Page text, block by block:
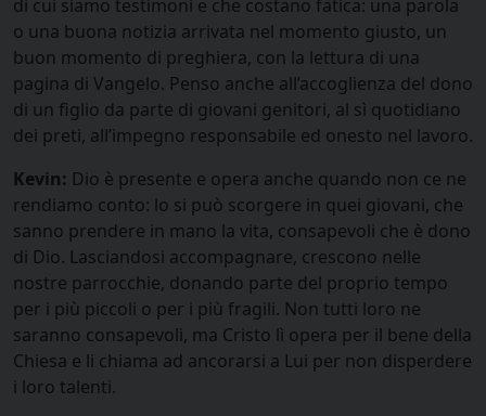
di cui siamo testimoni e che costano fatica: una parola
o una buona notizia arrivata nel momento giusto, un
buon momento di preghiera, con la lettura di una
pagina di Vangelo. Penso anche all’accoglienza del dono
di un figlio da parte di giovani genitori, al sì quotidiano
dei preti, all’impegno responsabile ed onesto nel lavoro.
Kevin: Dio è presente e opera anche quando non ce ne
rendiamo conto: lo si può scorgere in quei giovani, che
sanno prendere in mano la vita, consapevoli che è dono
di Dio. Lasciandosi accompagnare, crescono nelle
nostre parrocchie, donando parte del proprio tempo
per i più piccoli o per i più fragili. Non tutti loro ne
saranno consapevoli, ma Cristo lì opera per il bene della
Chiesa e li chiama ad ancorarsi a Lui per non disperdere
i loro talenti.